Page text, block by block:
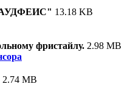
13.18 KB
фристайлу. 2.98 MB
2.74 MB